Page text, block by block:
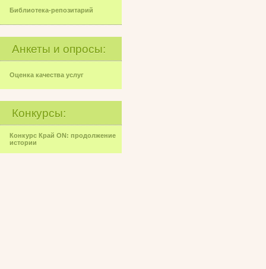
Библиотека-репозитарий
Анкеты и опросы:
Оценка качества услуг
Конкурсы:
Конкурс Край ON: продолжение
истории